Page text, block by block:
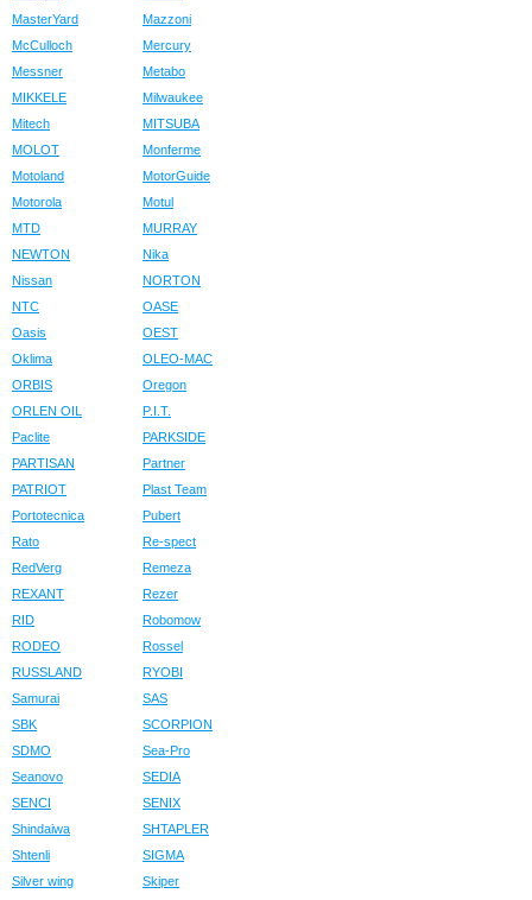
MasterYard
Mazzoni
McCulloch
Mercury
Messner
Metabo
MIKKELE
Milwaukee
Mitech
MITSUBA
MOLOT
Monferme
Motoland
MotorGuide
Motorola
Motul
MTD
MURRAY
NEWTON
Nika
Nissan
NORTON
NTC
OASE
Oasis
OEST
Oklima
OLEO-MAC
ORBIS
Oregon
ORLEN OIL
P.I.T.
Paclite
PARKSIDE
PARTISAN
Partner
PATRIOT
Plast Team
Portotecnica
Pubert
Rato
Re-spect
RedVerg
Remeza
REXANT
Rezer
RID
Robomow
RODEO
Rossel
RUSSLAND
RYOBI
Samurai
SAS
SBK
SCORPION
SDMO
Sea-Pro
Seanovo
SEDIA
SENCI
SENIX
Shindaiwa
SHTAPLER
Shtenli
SIGMA
Silver wing
Skiper